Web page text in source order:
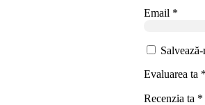
Email *
Evaluarea ta *
Recenzia ta *